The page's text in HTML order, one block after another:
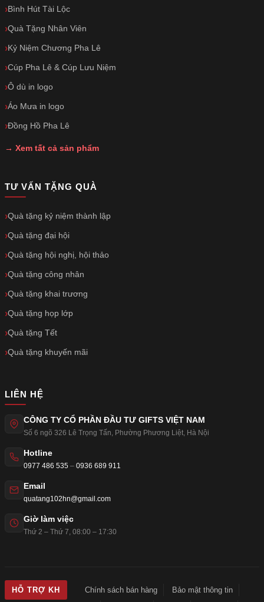
Bình Hút Tài Lộc
Quà Tặng Nhân Viên
Kỷ Niệm Chương Pha Lê
Cúp Pha Lê & Cúp Lưu Niệm
Ô dù in logo
Áo Mưa in logo
Đồng Hồ Pha Lê
→ Xem tất cả sản phẩm
TƯ VẤN TẶNG QUÀ
Quà tặng kỷ niệm thành lập
Quà tặng đại hội
Quà tặng hội nghị, hội thảo
Quà tặng công nhân
Quà tặng khai trương
Quà tặng họp lớp
Quà tặng Tết
Quà tặng khuyến mãi
LIÊN HỆ
CÔNG TY CỔ PHẦN ĐẦU TƯ GIFTS VIỆT NAM
Số 6 ngõ 326 Lê Trọng Tấn, Phường Phương Liệt, Hà Nội
Hotline
0977 486 535 – 0936 689 911
Email
quatang102hn@gmail.com
Giờ làm việc
Thứ 2 – Thứ 7, 08:00 – 17:30
HỖ TRỢ KH Chính sách bán hàng Bảo mật thông tin